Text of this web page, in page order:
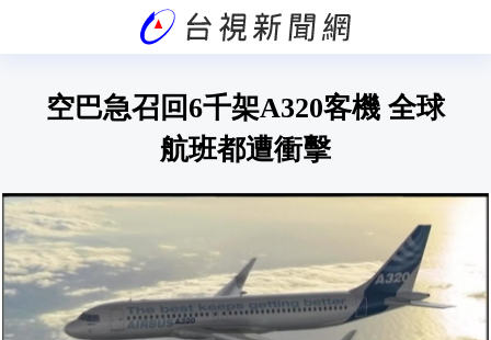
空巴急召回6千架A320客機 全球
航班都遭衝擊